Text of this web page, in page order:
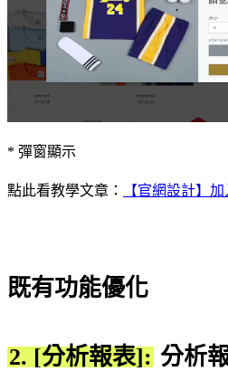
* 彈窗顯示
點此看教學文章： 【官網設計】
既有功能優化
2. [分析報表]: 分析